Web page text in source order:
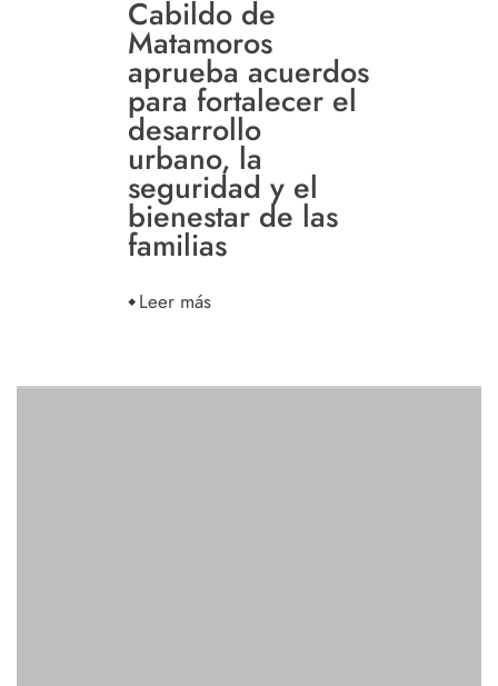
Cabildo de
Matamoros
aprueba acuerdos
para fortalecer el
desarrollo
urbano, la
seguridad y el
bienestar de las
familias
Leer más